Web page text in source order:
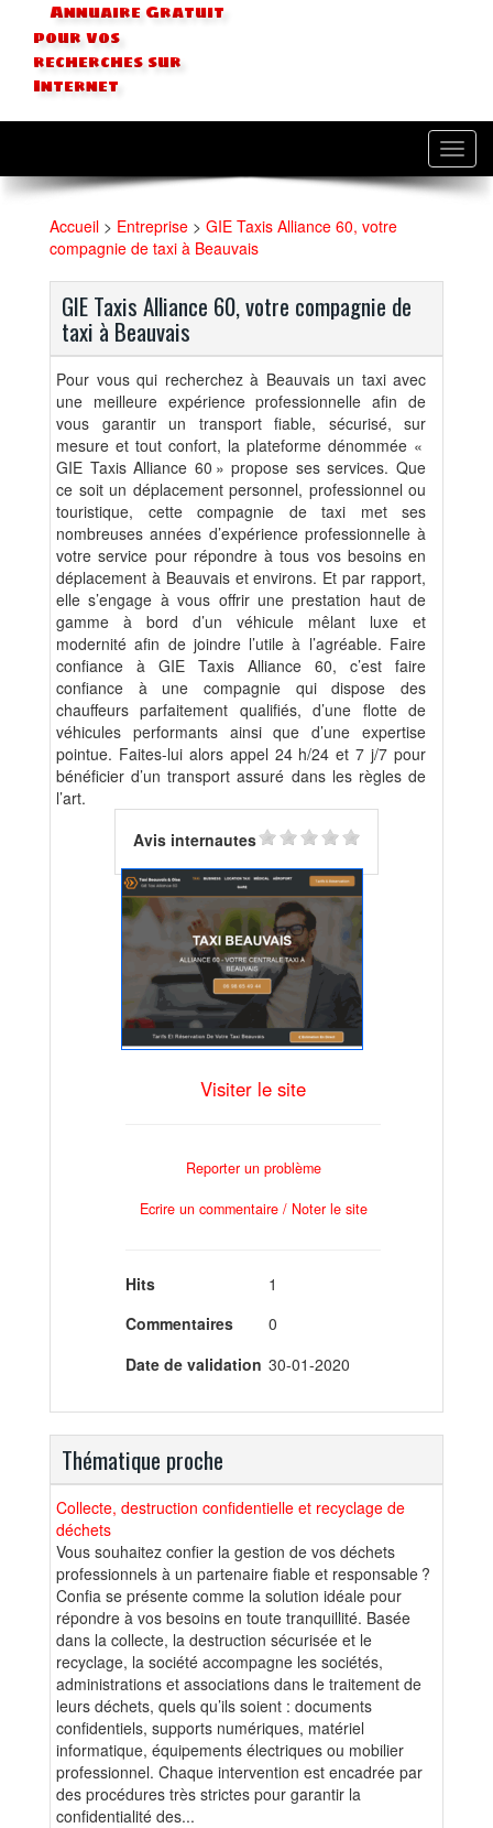
Annuaire Gratuit
pour vos
recherches sur
Internet
Accueil > Entreprise > GIE Taxis Alliance 60, votre
compagnie de taxi à Beauvais
GIE Taxis Alliance 60, votre compagnie de
taxi à Beauvais
Pour vous qui recherchez à Beauvais un taxi avec
une meilleure expérience professionnelle afin de
vous garantir un transport fiable, sécurisé, sur
mesure et tout confort, la plateforme dénommée «
GIE Taxis Alliance 60 » propose ses services. Que
ce soit un déplacement personnel, professionnel ou
touristique, cette compagnie de taxi met ses
nombreuses années d’expérience professionnelle à
votre service pour répondre à tous vos besoins en
déplacement à Beauvais et environs. Et par rapport,
elle s’engage à vous offrir une prestation haut de
gamme à bord d’un véhicule mêlant luxe et
modernité afin de joindre l’utile à l’agréable. Faire
confiance à GIE Taxis Alliance 60, c’est faire
confiance à une compagnie qui dispose des
chauffeurs parfaitement qualifiés, d’une flotte de
véhicules performants ainsi que d’une expertise
pointue. Faites-lui alors appel 24 h/24 et 7 j/7 pour
bénéficier d’un transport assuré dans les règles de
l’art.
Avis internautes
Visiter le site
Reporter un problème
Ecrire un commentaire / Noter le site
Hits
1
Commentaires
0
Date de validation 30-01-2020
Thématique proche
Collecte, destruction confidentielle et recyclage de
déchets
Vous souhaitez confier la gestion de vos déchets
professionnels à un partenaire fiable et responsable ?
Confia se présente comme la solution idéale pour
répondre à vos besoins en toute tranquillité. Basée
dans la collecte, la destruction sécurisée et le
recyclage, la société accompagne les sociétés,
administrations et associations dans le traitement de
leurs déchets, quels qu’ils soient : documents
confidentiels, supports numériques, matériel
informatique, équipements électriques ou mobilier
professionnel. Chaque intervention est encadrée par
des procédures très strictes pour garantir la
confidentialité des...